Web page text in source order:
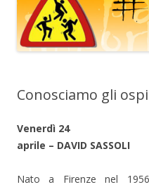
Conosciamo gli
Venerdì 24
aprile – DAVID SASSOLI
Nato a Firenze nel